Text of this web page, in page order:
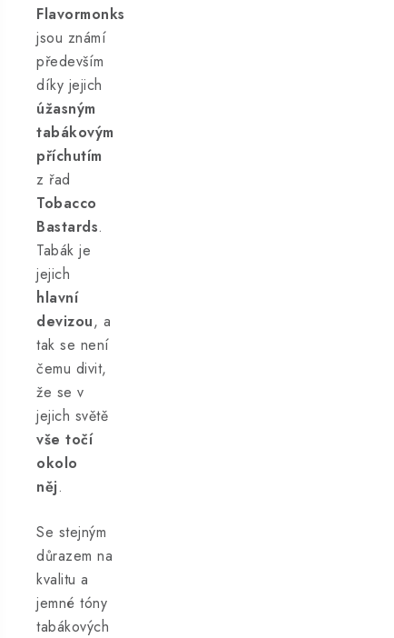
Flavormonks
jsou známí
především
díky jejich
úžasným
tabákovým
příchutím
z řad
Tobacco
Bastards.
Tabák je
jejich
hlavní
devizou, a
tak se není
čemu divit,
že se v
jejich světě
vše točí
okolo
něj.
Se stejným
důrazem na
kvalitu a
jemné tóny
tabákových